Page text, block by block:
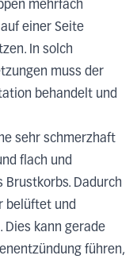
mehrfach
einer Seite
In solch
muss der
behandelt und
sehr schmerzhaft
flach und
Brustkorbs. Dadurch
belüftet und
Dies kann gerade
führen,